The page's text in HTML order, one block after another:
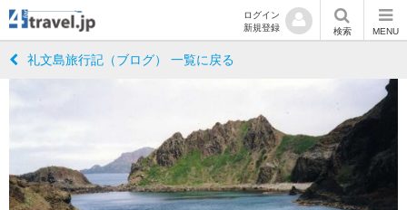
ログイン
新規登録
検索 MENU
礼文島旅行記（ブログ） 一覧に戻る